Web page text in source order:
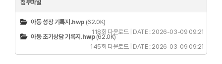
첨부파일
아동 성장 기록지.hwp (62.0K)
118회 다운로드 | DATE : 2026-03-09 09:21
아동 초기상담 기록지.hwp(62.0K)
145회 다운로드 | DATE : 2026-03-09 09:21